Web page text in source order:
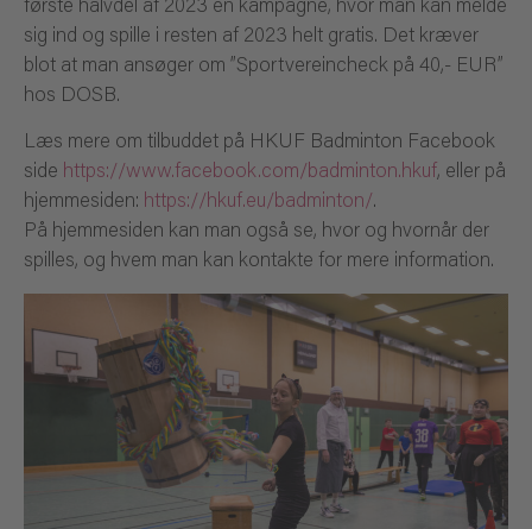
første halvdel af 2023 en kampagne, hvor man kan melde
sig ind og spille i resten af 2023 helt gratis. Det kræver
blot at man ansøger om ”Sportvereincheck på 40,- EUR”
hos DOSB.
Læs mere om tilbuddet på HKUF Badminton Facebook
side https://www.facebook.com/badminton.hkuf, eller på
hjemmesiden: https://hkuf.eu/badminton/.
På hjemmesiden kan man også se, hvor og hvornår der
spilles, og hvem man kan kontakte for mere information.